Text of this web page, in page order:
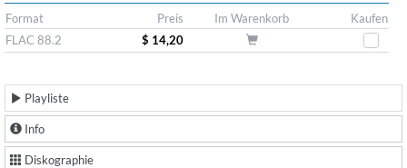
Format Preis Im Warenkorb
Kaufen
FLAC 88.2
$ 14,20
Playliste
Info
Diskographie